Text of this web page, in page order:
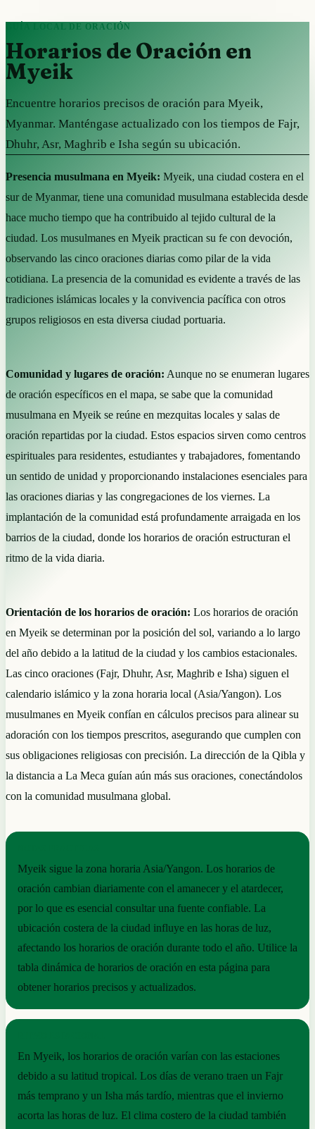
GUÍA LOCAL DE ORACIÓN
Horarios de Oración en
Myeik
Encuentre horarios precisos de oración para Myeik,
Myanmar. Manténgase actualizado con los tiempos de Fajr,
Dhuhr, Asr, Maghrib e Isha según su ubicación.
Presencia musulmana en Myeik: Myeik, una ciudad costera en el
sur de Myanmar, tiene una comunidad musulmana establecida desde
hace mucho tiempo que ha contribuido al tejido cultural de la
ciudad. Los musulmanes en Myeik practican su fe con devoción,
observando las cinco oraciones diarias como pilar de la vida
cotidiana. La presencia de la comunidad es evidente a través de las
tradiciones islámicas locales y la convivencia pacífica con otros
grupos religiosos en esta diversa ciudad portuaria.
Comunidad y lugares de oración: Aunque no se enumeran lugares
de oración específicos en el mapa, se sabe que la comunidad
musulmana en Myeik se reúne en mezquitas locales y salas de
oración repartidas por la ciudad. Estos espacios sirven como centros
espirituales para residentes, estudiantes y trabajadores, fomentando
un sentido de unidad y proporcionando instalaciones esenciales para
las oraciones diarias y las congregaciones de los viernes. La
implantación de la comunidad está profundamente arraigada en los
barrios de la ciudad, donde los horarios de oración estructuran el
ritmo de la vida diaria.
Orientación de los horarios de oración: Los horarios de oración
en Myeik se determinan por la posición del sol, variando a lo largo
del año debido a la latitud de la ciudad y los cambios estacionales.
Las cinco oraciones (Fajr, Dhuhr, Asr, Maghrib e Isha) siguen el
calendario islámico y la zona horaria local (Asia/Yangon). Los
musulmanes en Myeik confían en cálculos precisos para alinear su
adoración con los tiempos prescritos, asegurando que cumplen con
sus obligaciones religiosas con precisión. La dirección de la Qibla y
la distancia a La Meca guían aún más sus oraciones, conectándolos
con la comunidad musulmana global.
Myeik sigue la zona horaria Asia/Yangon. Los horarios de
oración cambian diariamente con el amanecer y el atardecer,
por lo que es esencial consultar una fuente confiable. La
ubicación costera de la ciudad influye en las horas de luz,
afectando los horarios de oración durante todo el año. Utilice la
tabla dinámica de horarios de oración en esta página para
obtener horarios precisos y actualizados.
En Myeik, los horarios de oración varían con las estaciones
debido a su latitud tropical. Los días de verano traen un Fajr
más temprano y un Isha más tardío, mientras que el invierno
acorta las horas de luz. El clima costero de la ciudad también